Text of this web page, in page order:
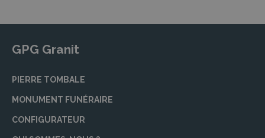
GPG Granit
PIERRE TOMBALE
MONUMENT FUNÉRAIRE
CONFIGURATEUR